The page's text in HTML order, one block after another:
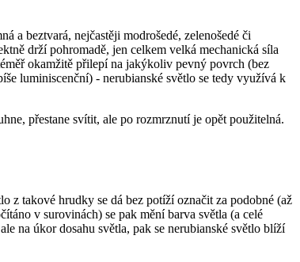
a beztvará, nejčastěji modrošedé, zelenošedé či
drží pohromadě, jen celkem velká mechanická síla
okamžitě přilepí na jakýkoliv pevný povrch (bez
luminiscenční) - nerubianské světlo se tedy využívá k
přestane svítit, ale po rozmrznutí je opět použitelná.
z takové hrudky se dá bez potíží označit za podobné (až
v surovinách) se pak mění barva světla (a celé
na úkor dosahu světla, pak se nerubianské světlo blíží